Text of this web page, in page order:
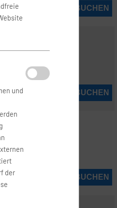
JETZT BUCHEN
JETZT BUCHEN
)
JETZT BUCHEN
und
der